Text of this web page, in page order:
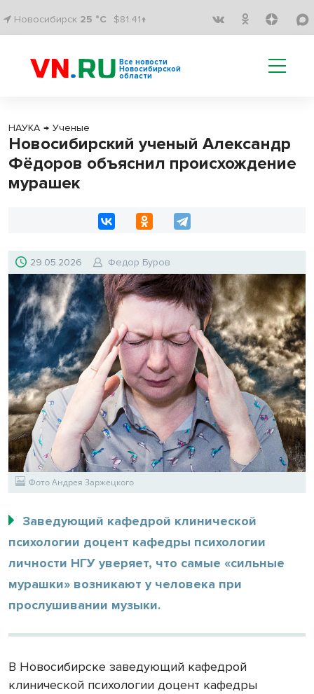
Новосибирск 25 °C $81.41↑
Все новости
Новосибирской
области
НАУКА → Ученые
Новосибирский ученый Александр
Фёдоров объяснил происхождение
мурашек
29.05.2026 Федор Буров
Фото Андрея Заржецкого
Заведующий кафедрой клинической
психологии доцент кафедры психологии
личности НГУ уверяет, что самые «сильные
мурашки» возникают у человека при
прослушивании музыки.
В Новосибирске заведующий кафедрой
клинической психологии доцент кафедры